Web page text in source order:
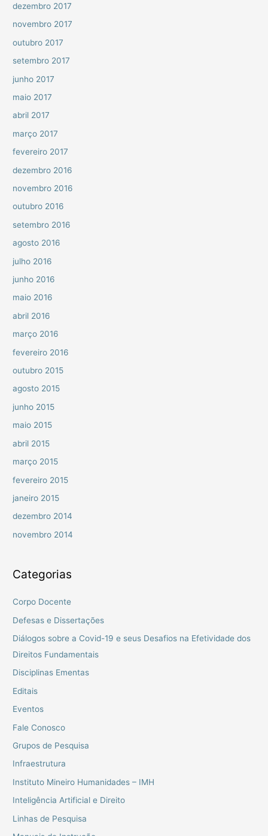
dezembro 2017
novembro 2017
outubro 2017
setembro 2017
junho 2017
maio 2017
abril 2017
março 2017
fevereiro 2017
dezembro 2016
novembro 2016
outubro 2016
setembro 2016
agosto 2016
julho 2016
junho 2016
maio 2016
abril 2016
março 2016
fevereiro 2016
outubro 2015
agosto 2015
junho 2015
maio 2015
abril 2015
março 2015
fevereiro 2015
janeiro 2015
dezembro 2014
novembro 2014
Categorias
Corpo Docente
Defesas e Dissertações
Diálogos sobre a Covid-19 e seus Desafios na Efetividade dos
Direitos Fundamentais
Disciplinas Ementas
Editais
Eventos
Fale Conosco
Grupos de Pesquisa
Infraestrutura
Instituto Mineiro Humanidades – IMH
Inteligência Artificial e Direito
Linhas de Pesquisa